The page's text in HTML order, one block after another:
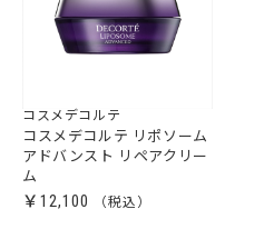
コスメデコルテ
コスメデコルテ リポソーム
アドバンスト リペアクリー
ム
￥12,100